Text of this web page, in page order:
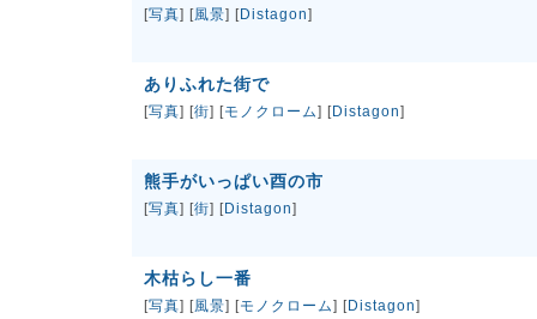
[写真] [風景] [Distagon]
ありふれた街で
[写真] [街] [モノクローム] [Distagon]
熊手がいっぱい酉の市
[写真] [街] [Distagon]
木枯らし一番
[写真] [風景] [モノクローム] [Distagon]